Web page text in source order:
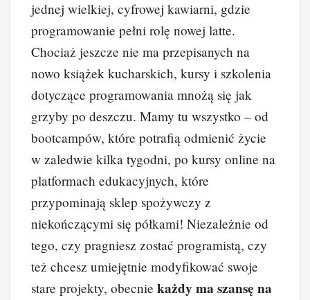
jednej wielkiej, cyfrowej kawiarni, gdzie
programowanie pełni rolę nowej latte.
Chociaż jeszcze nie ma przepisanych na
nowo książek kucharskich, kursy i szkolenia
dotyczące programowania mnożą się jak
grzyby po deszczu. Mamy tu wszystko – od
bootcampów, które potrafią odmienić życie
w zaledwie kilka tygodni, po kursy online na
platformach edukacyjnych, które
przypominają sklep spożywczy z
niekończącymi się półkami! Niezależnie od
tego, czy pragniesz zostać programistą, czy
też chcesz umiejętnie modyfikować swoje
stare projekty, obecnie każdy ma szansę na